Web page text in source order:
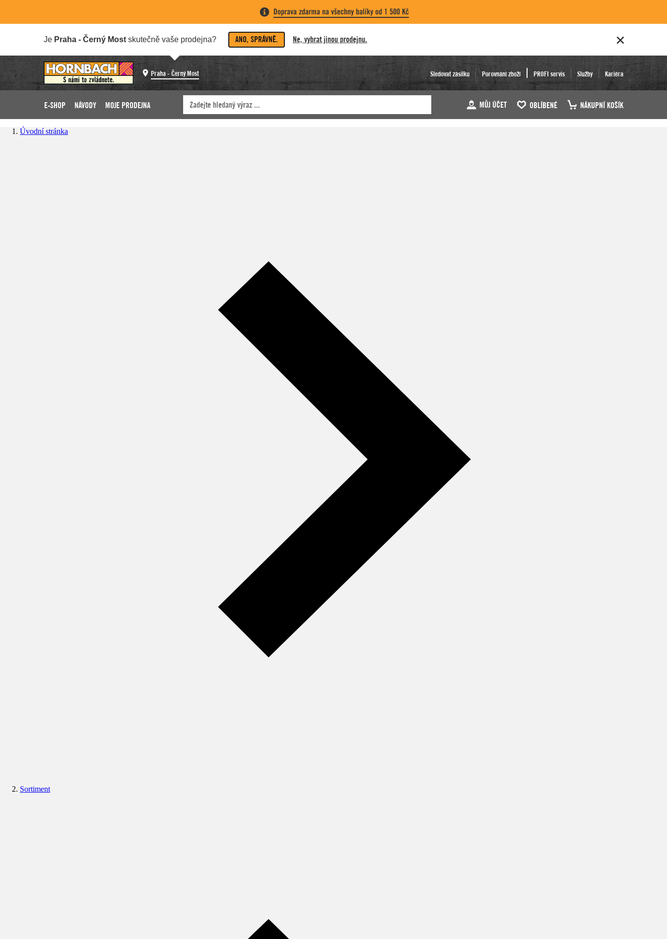
Doprava zdarma na všechny balíky od 1 500 Kč
Je Praha - Černý Most skutečně vaše prodejna? ANO, SPRÁVNĚ. Ne, vybrat jinou prodejnu.
Praha - Černý Most Sledovat zásilku Porovnání zboží PROFI servis Služby Kariéra
E-SHOP NÁVODY MOJE PRODEJNA MŮJ ÚČET OBLÍBENÉ NÁKUPNÍ KOŠÍK
Úvodní stránka
Sortiment